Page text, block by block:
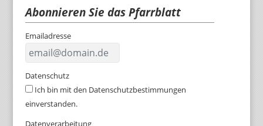
Abonnieren Sie das Pfarrblatt
Emailadresse
Datenschutz
Ich bin mit den Datenschutzbestimmungen
einverstanden.
Datenverarbeitung